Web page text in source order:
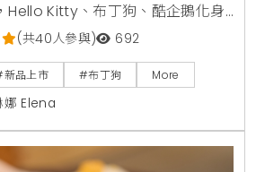
Hello Kitty、布丁狗、酷企鵝化身
點心，推出首創美食盲盒豬仔
款限定港點，還有全台8間加碼打
吸手機支架、電繡皮革卡套等限
(共40人參與) 692
品上市 #布丁狗 More
娜 Elena